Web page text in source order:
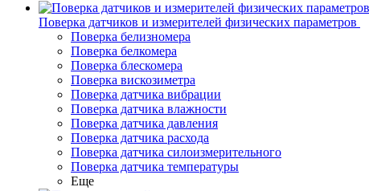
Поверка датчиков и измерителей физических параметров
Поверка белизномера
Поверка белкомера
Поверка блескомера
Поверка вискозиметра
Поверка датчика вибрации
Поверка датчика влажности
Поверка датчика давления
Поверка датчика расхода
Поверка датчика силоизмерительного
Поверка датчика температуры
Еще